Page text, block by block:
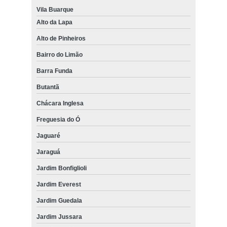
onde vende cadeiras de escritório em promoção Carapicuíba
Branca
onde vende cadeira para escritório Jabaquara
onde comprar cadeiras de escritório em promoção Carapicuíba
cadeira de escritório confortável para coluna Vila Lúcia Elvira
cadeira de escritório confortável para coluna preço Barueri
onde comprar cadeira de escritório giratória Itapecerica da Serra
onde vende cadeira para escritório Chácara Inglesa
onde vende cadeira de escritório confortável Centro
Vila Buarque
Alto da Lapa
Alto de Pinheiros
Bairro do Limão
Barra Funda
Butantã
Chácara Inglesa
Freguesia do Ó
Jaguaré
Jaraguá
Jardim Bonfiglioli
Jardim Everest
Jardim Guedala
Jardim Jussara